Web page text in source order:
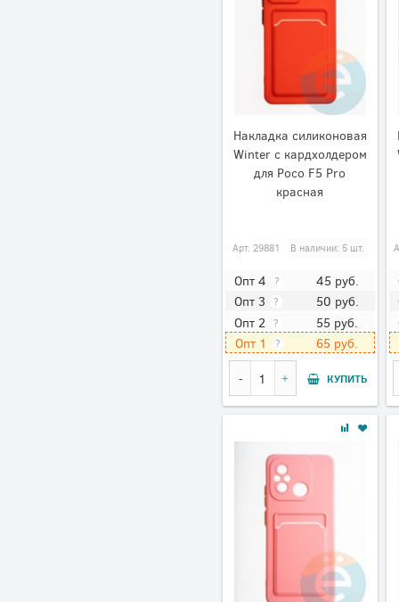
Накладка силиконовая
Winter с кардхолдером
для Poco F5 Pro
красная
Арт. 29881 В наличии: 5 шт.
Опт 4 ? 45 руб.
Опт 3 ? 50 руб.
Опт 2 ? 55 руб.
Опт 1 ? 65 руб.
КУПИТЬ